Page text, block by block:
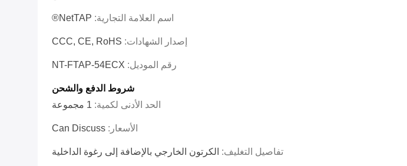
اسم العلامة التجارية: NetTAP®
إصدار الشهادات: CCC, CE, RoHS
رقم الموديل: NT-FTAP-54ECX
شروط الدفع والشحن
الحد الأدنى لكمية: 1 مجموعة
الأسعار: Can Discuss
تفاصيل التغليف: الكرتون الخارجي بالإضافة إلى رغوة الداخلية